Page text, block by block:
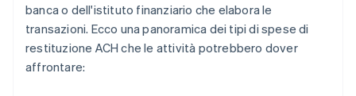
banca o dell'istituto finanziario che elabora le
transazioni. Ecco una panoramica dei tipi di spese di
restituzione ACH che le attività potrebbero dover
affrontare: